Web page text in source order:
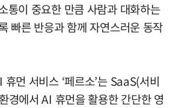
통이 중요한 만큼 사람과 대화하는
빠른 반응과 함께 자연스러운 동작
먼 서비스 ‘페르소’는 SaaS(서비
경에서 AI 휴먼을 활용한 간단한 영